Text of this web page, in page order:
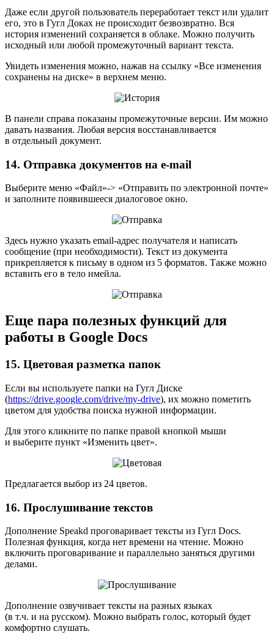
Даже если другой пользователь переработает текст или удалит
его, это в Гугл Доках не происходит безвозвратно. Вся
история изменений сохраняется в облаке. Можно получить
исходный или любой промежуточный вариант текста.
Увидеть изменения можно, нажав на ссылку «Все изменения
сохранены на диске» в верхнем меню.
В панели справа показаны промежуточные версии. Им можно
давать названия. Любая версия восстанавливается
в отдельный документ.
14. Отправка документов на e-mail
Выберите меню «Файл»-> «Отправить по электронной почте»
и заполните появившееся диалоговое окно.
Здесь нужно указать email-адрес получателя и написать
сообщение (при необходимости). Текст из документа
прикрепляется к письму в одном из 5 форматов. Также можно
вставить его в тело имейла.
Еще пара полезных функций для
работы в Google Docs
15. Цветовая разметка папок
Если вы используете папки на Гугл Диске
(https://drive.google.com/drive/my-drive), их можно пометить
цветом для удобства поиска нужной информации.
Для этого кликните по папке правой кнопкой мыши
и выберите пункт «Изменить цвет».
Предлагается выбор из 24 цветов.
16. Прослушивание текстов
Дополнение Speakd проговаривает тексты из Гугл Docs.
Полезная функция, когда нет времени на чтение. Можно
включить проговаривание и параллельно заняться другими
делами.
Дополнение озвучивает тексты на разных языках
(в т.ч. и на русском). Можно выбрать голос, который будет
комфортно слушать.